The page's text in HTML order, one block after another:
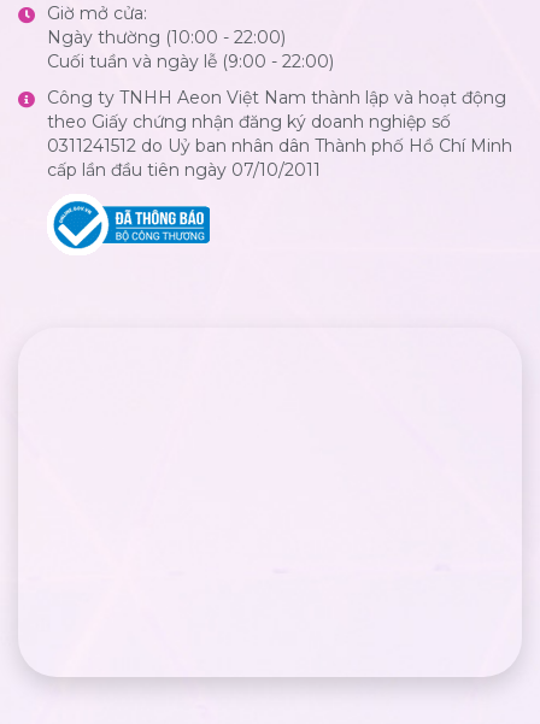
Giờ mở cửa:
Ngày thường (10:00 - 22:00)
Cuối tuần và ngày lễ (9:00 - 22:00)
Công ty TNHH Aeon Việt Nam thành lập và hoạt động
theo Giấy chứng nhận đăng ký doanh nghiệp số
0311241512 do Uỷ ban nhân dân Thành phố Hồ Chí Minh
cấp lần đầu tiên ngày 07/10/2011